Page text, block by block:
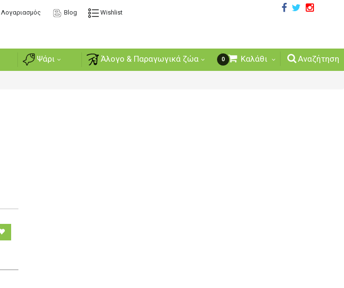
Λογαριασμός Blog Wishlist
Ψάρι Άλογο & Παραγωγικά ζώα Αναζήτηση
0 Καλάθι